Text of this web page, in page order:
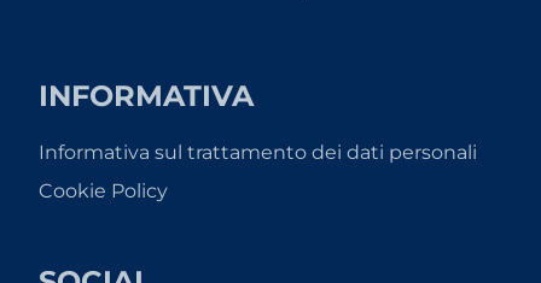
INFORMATIVA
Informativa sul trattamento dei dati personali
Cookie Policy